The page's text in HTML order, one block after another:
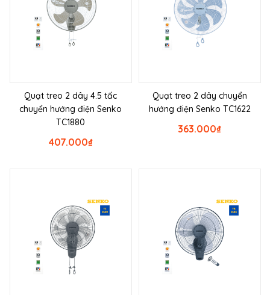
Quạt treo 2 dây 4.5 tấc
chuyển hướng điện Senko
TC1880
₫
407.000
Quạt treo 2 dây chuyển
hướng điện Senko TC1622
₫
363.000